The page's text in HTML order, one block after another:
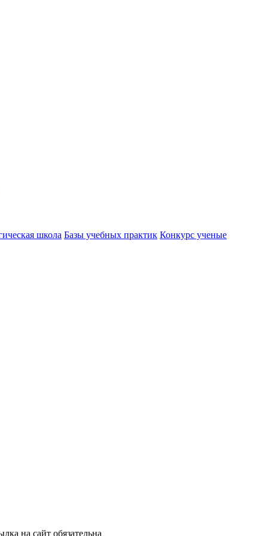
школа Базы учебных практик Конкурс ученые
на сайт обязательна